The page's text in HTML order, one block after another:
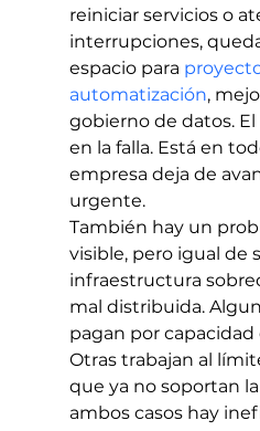
reiniciar servicios o
interrupciones,
espacio para
automatización,
gobierno de datos.
en la falla. Está en
empresa deja de
urgente.
También hay un
visible, pero igual de
infraestructura
mal distribuida.
pagan por capacidad
Otras trabajan al
que ya no soportan
ambos casos hay